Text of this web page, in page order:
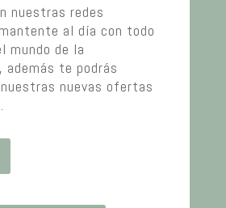
nuestras redes
al día con todo
mundo de la
además te podrás
nuevas ofertas